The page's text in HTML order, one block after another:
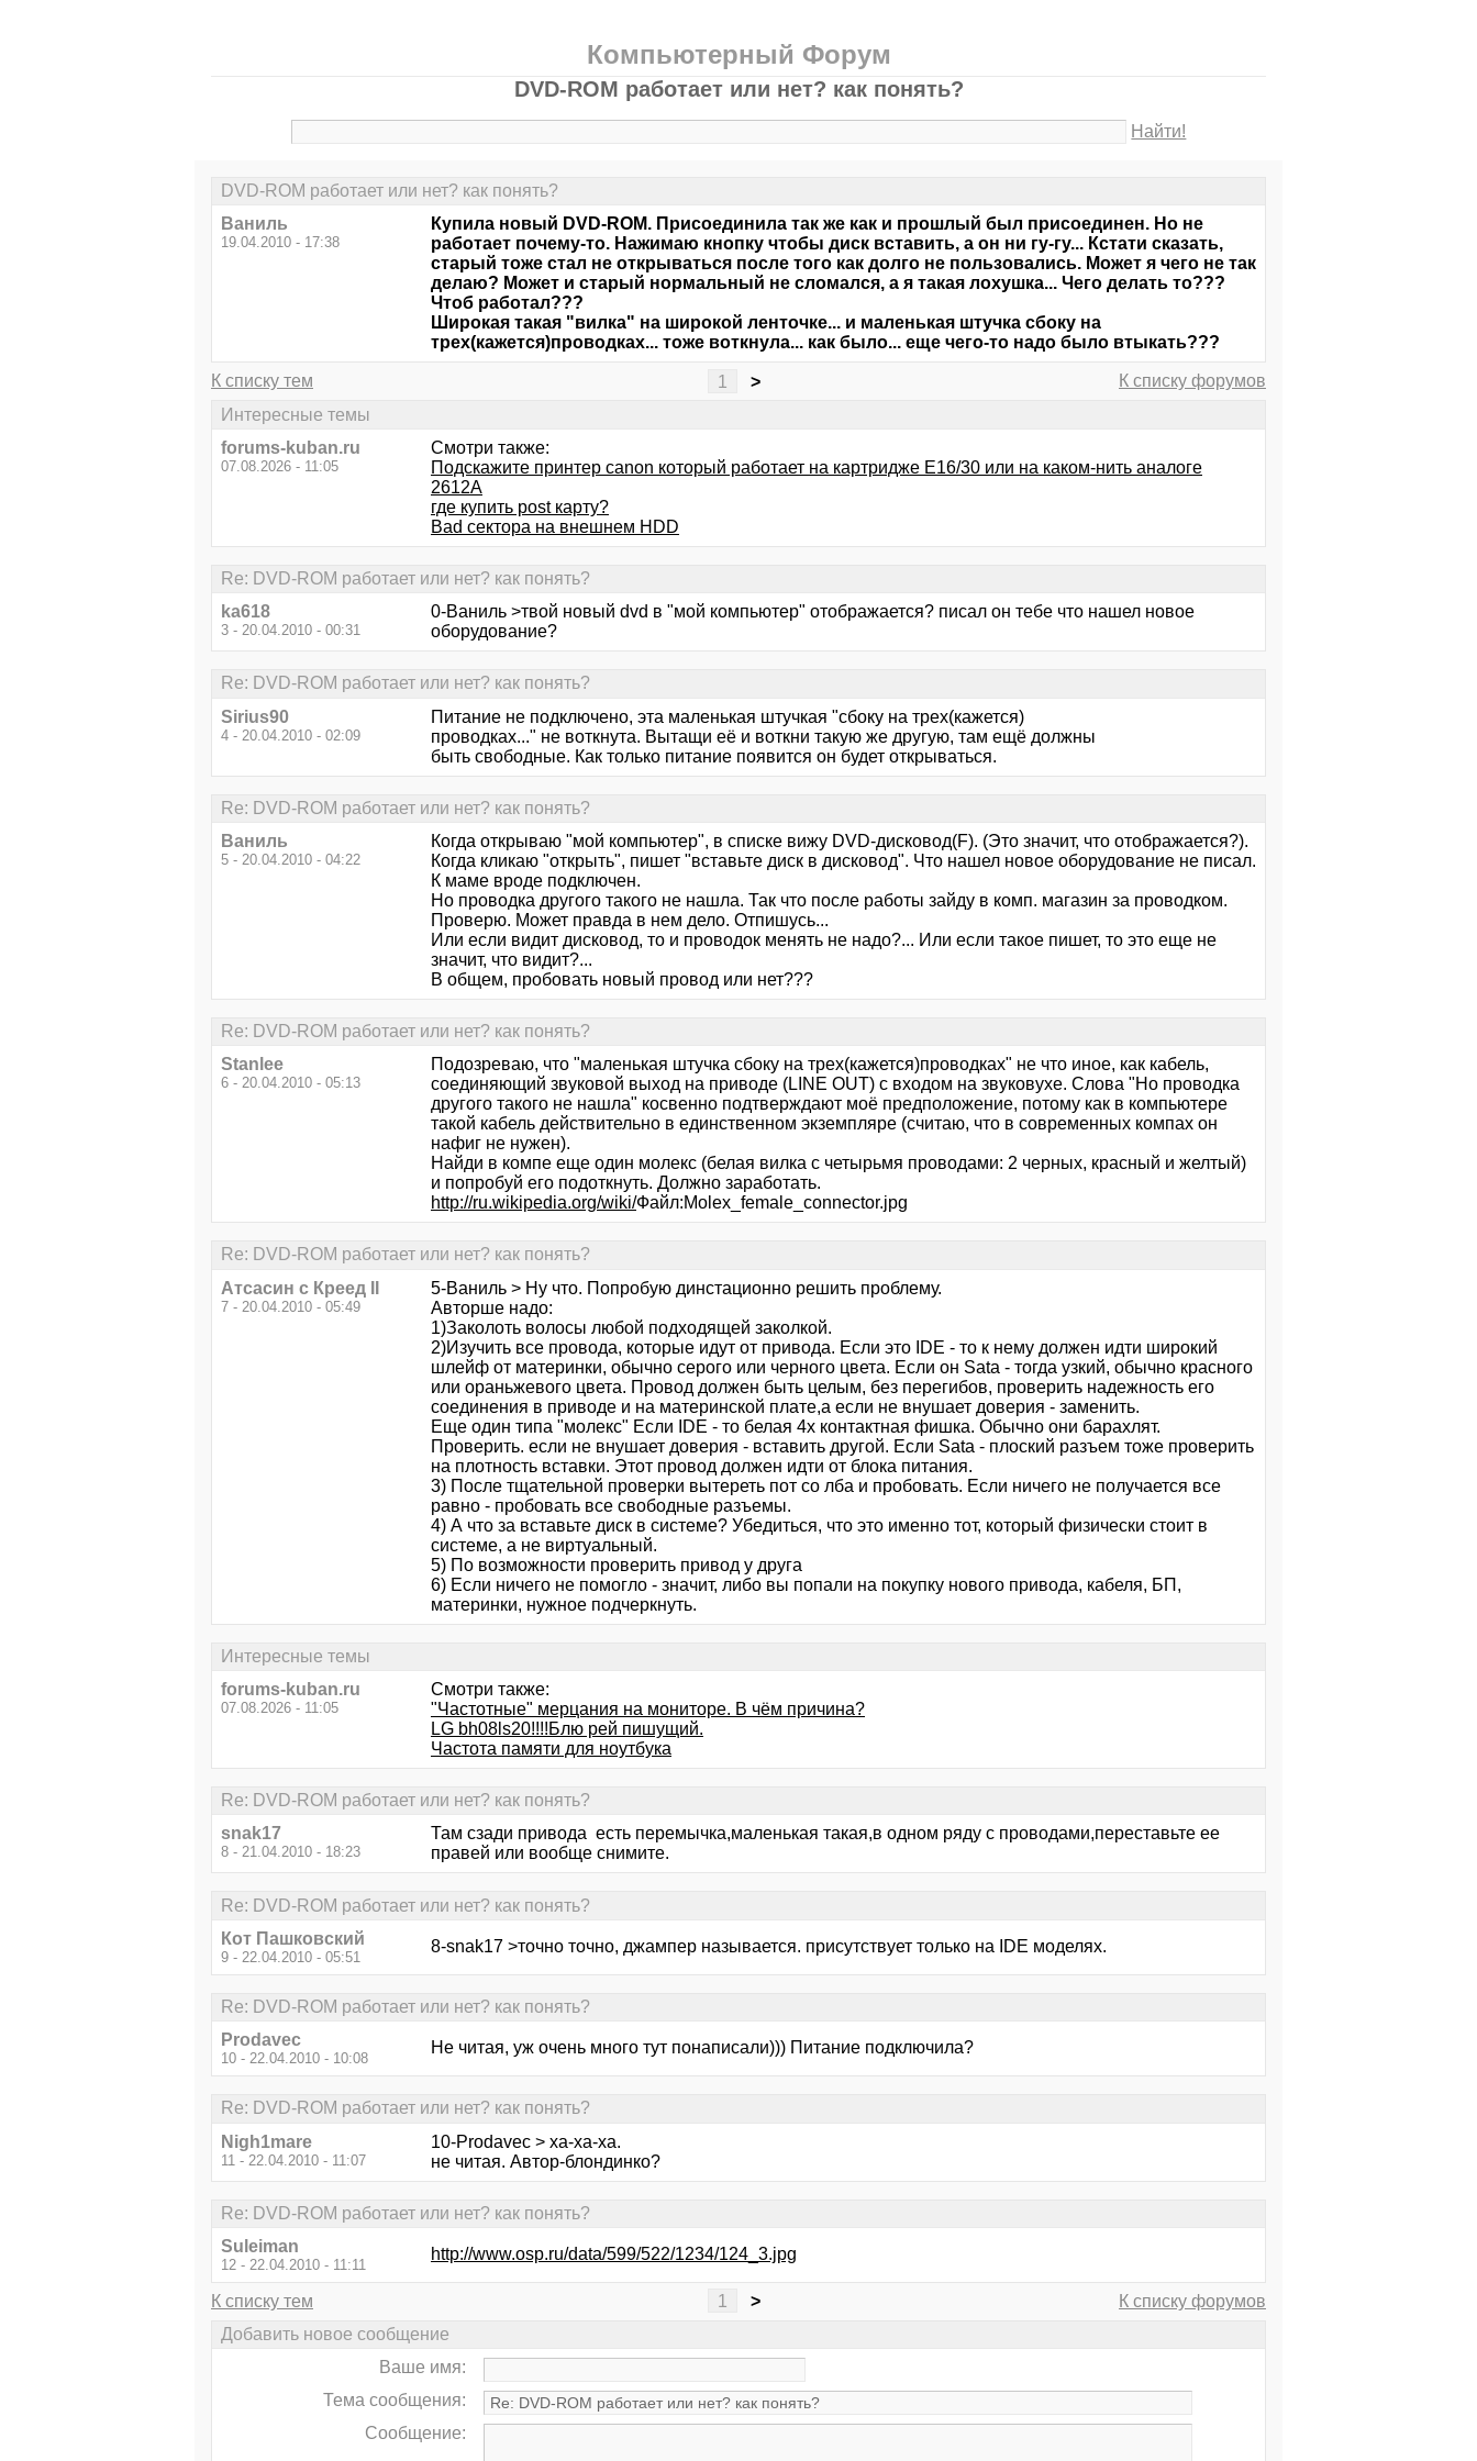
Компьютерный Форум
DVD-ROM работает или нет? как понять?
Найти!
DVD-ROM работает или нет? как понять?
Ваниль
19.04.2010 - 17:38
Купила новый DVD-ROM. Присоединила так же как и прошлый был присоединен. Но не
работает почему-то. Нажимаю кнопку чтобы диск вставить, а он ни гу-гу... Кстати сказать,
старый тоже стал не открываться после того как долго не пользовались. Может я чего не так
делаю? Может и старый нормальный не сломался, а я такая лохушка... Чего делать то???
Чтоб работал???
Широкая такая "вилка" на широкой ленточке... и маленькая штучка сбоку на
трех(кажется)проводках... тоже воткнула... как было... еще чего-то надо было втыкать???
К списку тем 1 >
К списку форумов
Интересные темы
forums-kuban.ru
07.08.2026 - 11:05
Смотри также:
Подскажите принтер canon который работает на картридже E16/30 или на каком-нить аналоге
2612A
где купить post карту?
Bad сектора на внешнем HDD
Re: DVD-ROM работает или нет? как понять?
ka618
3 - 20.04.2010 - 00:31
0-Ваниль >твой новый dvd в "мой компьютер" отображается? писал он тебе что нашел новое
оборудование?
Re: DVD-ROM работает или нет? как понять?
Sirius90
4 - 20.04.2010 - 02:09
Питание не подключено, эта маленькая штучкая "сбоку на трех(кажется)
проводках..." не воткнута. Вытащи её и воткни такую же другую, там ещё должны
быть свободные. Как только питание появится он будет открываться.
Re: DVD-ROM работает или нет? как понять?
Ваниль
5 - 20.04.2010 - 04:22
Когда открываю "мой компьютер", в списке вижу DVD-дисковод(F). (Это значит, что отображается?).
Когда кликаю "открыть", пишет "вставьте диск в дисковод". Что нашел новое оборудование не писал.
К маме вроде подключен.
Но проводка другого такого не нашла. Так что после работы зайду в комп. магазин за проводком.
Проверю. Может правда в нем дело. Отпишусь...
Или если видит дисковод, то и проводок менять не надо?... Или если такое пишет, то это еще не
значит, что видит?...
В общем, пробовать новый провод или нет???
Re: DVD-ROM работает или нет? как понять?
Stanlee
6 - 20.04.2010 - 05:13
Подозреваю, что "маленькая штучка сбоку на трех(кажется)проводках" не что иное, как кабель,
соединяющий звуковой выход на приводе (LINE OUT) с входом на звуковухе. Слова "Но проводка
другого такого не нашла" косвенно подтверждают моё предположение, потому как в компьютере
такой кабель действительно в единственном экземпляре (считаю, что в современных компах он
нафиг не нужен).
Найди в компе еще один молекс (белая вилка с четырьмя проводами: 2 черных, красный и желтый)
и попробуй его подоткнуть. Должно заработать.
http://ru.wikipedia.org/wiki/Файл:Molex_female_connector.jpg
Re: DVD-ROM работает или нет? как понять?
Атсасин с Креед II
7 - 20.04.2010 - 05:49
5-Ваниль > Ну что. Попробую динстационно решить проблему.
Авторше надо:
1)Заколоть волосы любой подходящей заколкой.
2)Изучить все провода, которые идут от привода. Если это IDE - то к нему должен идти широкий
шлейф от материнки, обычно серого или черного цвета. Если он Sata - тогда узкий, обычно красного
или ораньжевого цвета. Провод должен быть целым, без перегибов, проверить надежность его
соединения в приводе и на материнской плате,а если не внушает доверия - заменить.
Еще один типа "молекс" Если IDE - то белая 4х контактная фишка. Обычно они барахлят.
Проверить. если не внушает доверия - вставить другой. Если Sata - плоский разъем тоже проверить
на плотность вставки. Этот провод должен идти от блока питания.
3) После тщательной проверки вытереть пот со лба и пробовать. Если ничего не получается все
равно - пробовать все свободные разъемы.
4) А что за вставьте диск в системе? Убедиться, что это именно тот, который физически стоит в
системе, а не виртуальный.
5) По возможности проверить привод у друга
6) Если ничего не помогло - значит, либо вы попали на покупку нового привода, кабеля, БП,
материнки, нужное подчеркнуть.
Интересные темы
forums-kuban.ru
07.08.2026 - 11:05
Смотри также:
"Частотные" мерцания на мониторе. В чём причина?
LG bh08ls20!!!!Блю рей пишущий.
Частота памяти для ноутбука
Re: DVD-ROM работает или нет? как понять?
snak17
8 - 21.04.2010 - 18:23
Там сзади привода есть перемычка,маленькая такая,в одном ряду с проводами,переставьте ее
правей или вообще снимите.
Re: DVD-ROM работает или нет? как понять?
Кот Пашковский
9 - 22.04.2010 - 05:51
8-snak17 >точно точно, джампер называется. присутствует только на IDE моделях.
Re: DVD-ROM работает или нет? как понять?
Prodavec
10 - 22.04.2010 - 10:08
Не читая, уж очень много тут понаписали))) Питание подключила?
Re: DVD-ROM работает или нет? как понять?
Nigh1mare
11 - 22.04.2010 - 11:07
10-Prodavec > ха-ха-ха.
не читая. Автор-блондинко?
Re: DVD-ROM работает или нет? как понять?
Suleiman
12 - 22.04.2010 - 11:11
http://www.osp.ru/data/599/522/1234/124_3.jpg
К списку тем 1 >
К списку форумов
Добавить новое сообщение
Ваше имя:
Тема сообщения:
Сообщение: